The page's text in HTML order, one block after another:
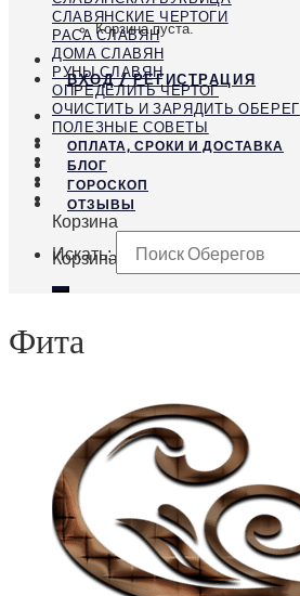
Корзина пуста.
ВХОД / РЕГИСТРАЦИЯ
Корзина
Корзина пуста.
СЛАВЯНСКИЕ ЧЕРТОГИ
РАСА СЛАВЯН
ДОМА СЛАВЯН
РУНЫ СЛАВЯН
ОПРЕДЕЛИТЬ ЧЕРТОГ
ОЧИСТИТЬ И ЗАРЯДИТЬ ОБЕРЕГ
ПОЛЕЗНЫЕ СОВЕТЫ
ОПЛАТА, СРОКИ И ДОСТАВКА
БЛОГ
ГОРОСКОП
ОТЗЫВЫ
Искать:
Фита